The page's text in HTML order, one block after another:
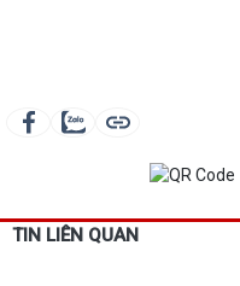
TIN LIÊN QUAN